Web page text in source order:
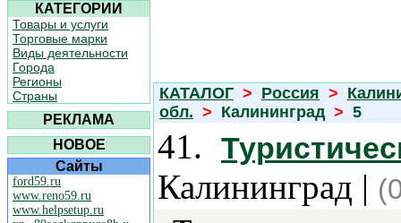
КАТЕГОРИИ
Товары и услуги
Торговые марки
Виды деятельности
Города
Регионы
Страны
РЕКЛАМА
НОВОЕ
Сайты
ford59.ru
www.reno59.ru
www.helpsetup.ru
КАТАЛОГ > Россия >
обл. > Калининград > 5
41.
Калининград |